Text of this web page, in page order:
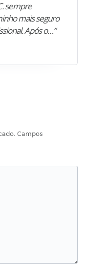
sempre
mais seguro
Após o…”
Campos